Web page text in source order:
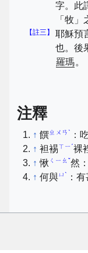
字。此
「牧
【註三】 耶穌預
也。後
羅瑪。
注釋
↑ 饌ㄓㄨㄢˋ
：
↑ 袒裼ㄒㄧˊ裸
↑ 愀 ㄑㄧㄠˇ然
↑ 何與ㄩˋ ：